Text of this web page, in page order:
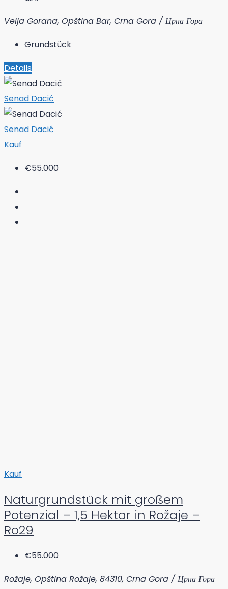
Velja Gorana, Opština Bar, Crna Gora / Црна Гора
Grundstück
Details
Senad Dacić
Senad Dacić
Kauf
€55.000
Kauf
Naturgrundstück mit großem
Potenzial – 1,5 Hektar in Rožaje –
Ro29
€55.000
Rožaje, Opština Rožaje, 84310, Crna Gora / Црна Гора